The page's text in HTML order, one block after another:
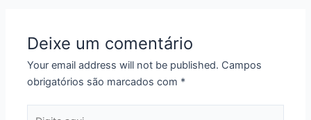
Deixe um comentário
Your email address will not be published. Campos
obrigatórios são marcados com *